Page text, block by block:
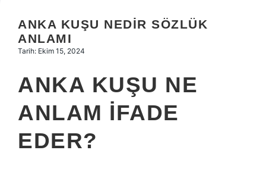
Hakkımızda
ANKA KUŞU NEDIR SÖZLÜK
ANLAMI
Tarih: Ekim 15, 2024
ANKA KUŞU NE
ANLAM IFADE
EDER?